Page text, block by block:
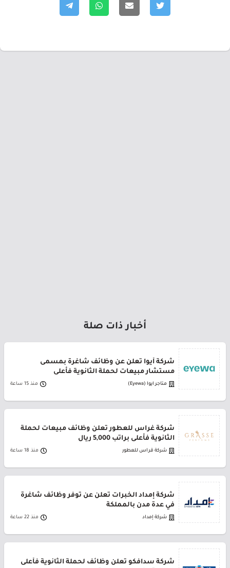
أخبار ذات صلة
شركة أيوا تعلن عن وظائف شاغرة بمسمى
مستشار مبيعات لحملة الثانوية فأعلى
متاجر ايوا (Eyewa) منذ 15 ساعة
شركة غراس للعطور تعلن وظائف مبيعات لحملة
الثانوية فأعلى براتب 5,000 ريال
شركة قراس للعطور منذ 18 ساعة
شركة إمداد الخبرات تعلن عن توفر وظائف شاغرة
في عدة مدن بالمملكة
شركة إمداد منذ 22 ساعة
شركة سدافكو تعلن وظائف لحملة الثانوية فأعلى